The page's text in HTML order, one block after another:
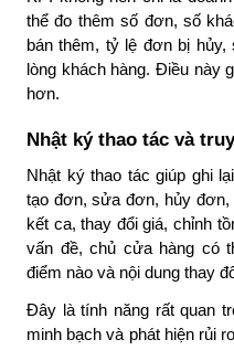
thể đo thêm số đơn, số
bán thêm, tỷ lệ đơn bị
lòng khách hàng. Điều này
hơn.
Nhật ký thao tác và
Nhật ký thao tác giúp ghi
tạo đơn, sửa đơn, hủy đơn,
kết ca, thay đổi giá, chỉnh
vấn đề, chủ cửa hàng có
điểm nào và nội dung thay
Đây là tính năng rất quan
minh bạch và phát hiện rủi